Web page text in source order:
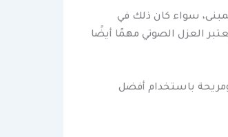
سواء كان ذلك في
العزل الصوتي مهمًا أيضًا
باستخدام أفضل